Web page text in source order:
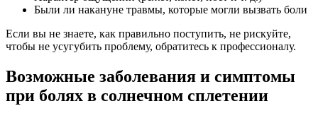
Были ли накануне травмы, которые могли вызвать боли
Если вы не знаете, как правильно поступить, не рискуйте,
чтобы не усугубить проблему, обратитесь к профессионалу.
Возможные заболевания и симптомы
при болях в солнечном сплетении